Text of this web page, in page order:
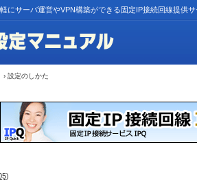
にサーバ運営やVPN構築ができる固定IP接続回線提供
› 設定のしかた
)